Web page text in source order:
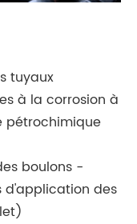
tuyaux
à la corrosion à
pétrochimique
boulons -
d'application des